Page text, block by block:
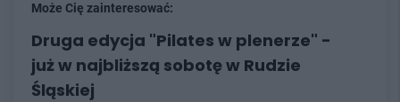
Może Cię zainteresować:
Druga edycja "Pilates w plenerze" -
już w najbliższą sobotę w Rudzie
Śląskiej